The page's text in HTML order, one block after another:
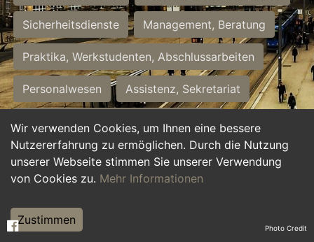
Wir verwenden Cookies, um Ihnen eine bessere
Nutzererfahrung zu ermöglichen. Durch die Nutzung
unserer Webseite stimmen Sie unserer Verwendung
von Cookies zu. Mehr Informationen
Zustimmen
Sicherheitsdienste Management, Beratung
Praktika, Werkstudenten, Abschlussarbeiten
Personalwesen Assistenz, Sekretariat
Hilfskräfte, Aushilfs- und Nebenjobs
Einkauf, Logistik, Materialwirtschaft
Weiterbildung, Studium, duale Ausbildung
Tourismus
Photo Credit